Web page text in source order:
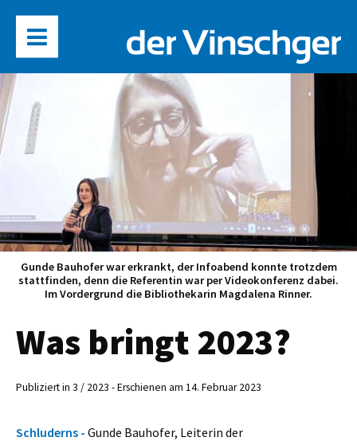
Gunde Bauhofer war erkrankt, der Infoabend konnte trotzdem
stattfinden, denn die Referentin war per Videokonferenz dabei.
Im Vordergrund die Bibliothekarin Magdalena Rinner.
Was bringt 2023?
Publiziert in 3 / 2023 - Erschienen am 14. Februar 2023
Schluderns - Gunde Bauhofer, Leiterin der